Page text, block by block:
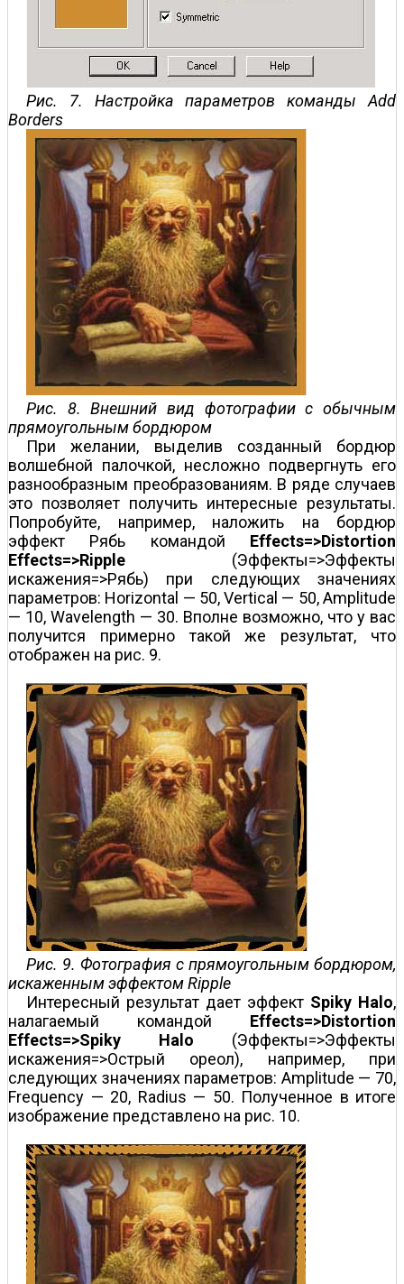
Рис. 7. Настройка параметров команды Add
Borders
Рис. 8. Внешний вид фотографии с обычным
прямоугольным бордюром
При желании, выделив созданный бордюр
волшебной палочкой, несложно подвергнуть его
разнообразным преобразованиям. В ряде случаев
это позволяет получить интересные результаты.
Попробуйте, например, наложить на бордюр
эффект Рябь командой Effects=>Distortion
Effects=>Ripple (Эффекты=>Эффекты
искажения=>Рябь) при следующих значениях
параметров: Horizontal — 50, Vertical — 50, Amplitude
— 10, Wavelength — 30. Вполне возможно, что у вас
получится примерно такой же результат, что
отображен на рис. 9.
Рис. 9. Фотография с прямоугольным бордюром,
искаженным эффектом Ripple
Интересный результат дает эффект Spiky Halo,
налагаемый командой Effects=>Distortion
Effects=>Spiky Halo (Эффекты=>Эффекты
искажения=>Острый ореол), например, при
следующих значениях параметров: Amplitude — 70,
Frequency — 20, Radius — 50. Полученное в итоге
изображение представлено на рис. 10.